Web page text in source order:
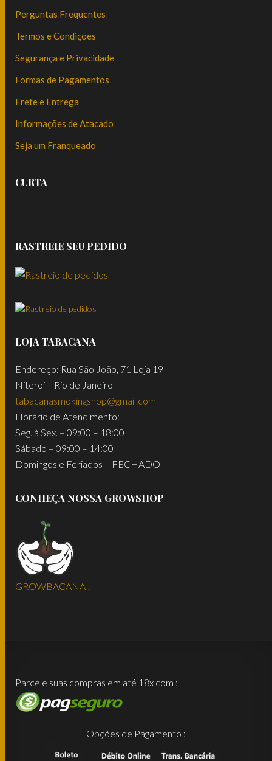
Perguntas Frequentes
Termos e Condições
Segurança e Privacidade
Formas de Pagamentos
Frete e Entrega
Informações de Atacado
Seja um Franqueado
CURTA
RASTREIE SEU PEDIDO
LOJA TABACANA
Endereço: Rua São João, 71 Loja 19
Niteroi – Rio de Janeiro
tabacanasmokingshop@gmail.com
Horário de Atendimento:
Seg. à Sex. – 09:00 – 18:00
Sábado – 09:00 – 14:00
Domingos e Feriados – FECHADO
CONHEÇA NOSSA GROWSHOP
GROWBACANA !
Parcele suas compras em até 18x com :
Opções de Pagamento :